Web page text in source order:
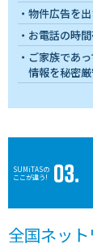
物件広告を
お電話の時
ご家族であ
情報を秘密厳
SUMiTASの
ここが違う!
全国ネット